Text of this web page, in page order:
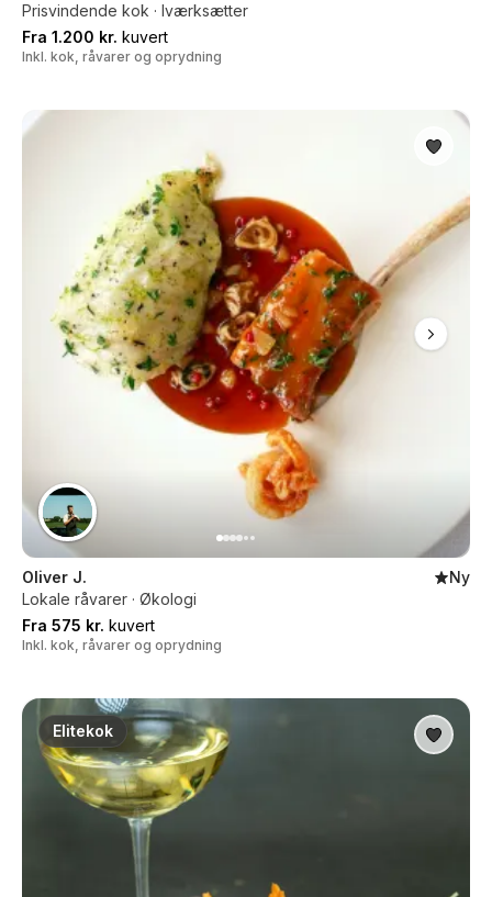
Prisvindende kok · Iværksætter
Fra 1.200 kr. kuvert
Inkl. kok, råvarer og oprydning
Oliver J.
Ny
Lokale råvarer · Økologi
Fra 575 kr. kuvert
Inkl. kok, råvarer og oprydning
Elitekok